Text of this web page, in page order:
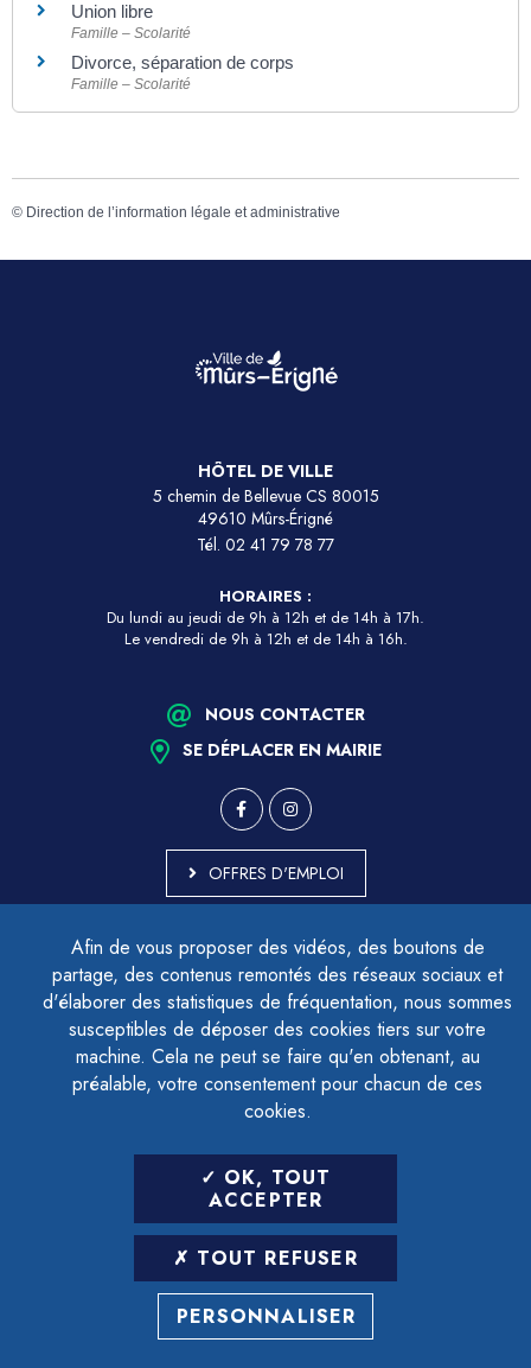
Afin de vous proposer des vidéos, des boutons de
partage, des contenus remontés des réseaux sociaux et
d'élaborer des statistiques de fréquentation, nous sommes
susceptibles de déposer des cookies tiers sur votre
machine. Cela ne peut se faire qu'en obtenant, au
préalable, votre consentement pour chacun de ces
cookies.
OK, TOUT
ACCEPTER
TOUT REFUSER
PERSONNALISER
Union libre
Famille – Scolarité
Divorce, séparation de corps
Famille – Scolarité
© Direction de l’information légale et administrative
HÔTEL DE VILLE
5 chemin de Bellevue CS 80015
49610 Mûrs-Érigné
Tél. 02 41 79 78 77
HORAIRES :
Du lundi au jeudi de 9h à 12h et de 14h à 17h.
Le vendredi de 9h à 12h et de 14h à 16h.
NOUS CONTACTER
SE DÉPLACER EN MAIRIE
OFFRES D'EMPLOI
ACCESSIBILITÉ - PARTIELLEMENT CONFORME
PLAN DU SITE
MENTIONS LÉGALES
CONTACTER LE DÉLÉGUÉ À LA PROTECTION DES DONNÉES
GESTION DES COOKIES
LETTRE D'INFORMATION
SAISIR VOTRE ADRESSE E-MAIL
POUR VOUS INSCRIRE :
ARCHIVES DÉSINSCRIPTION